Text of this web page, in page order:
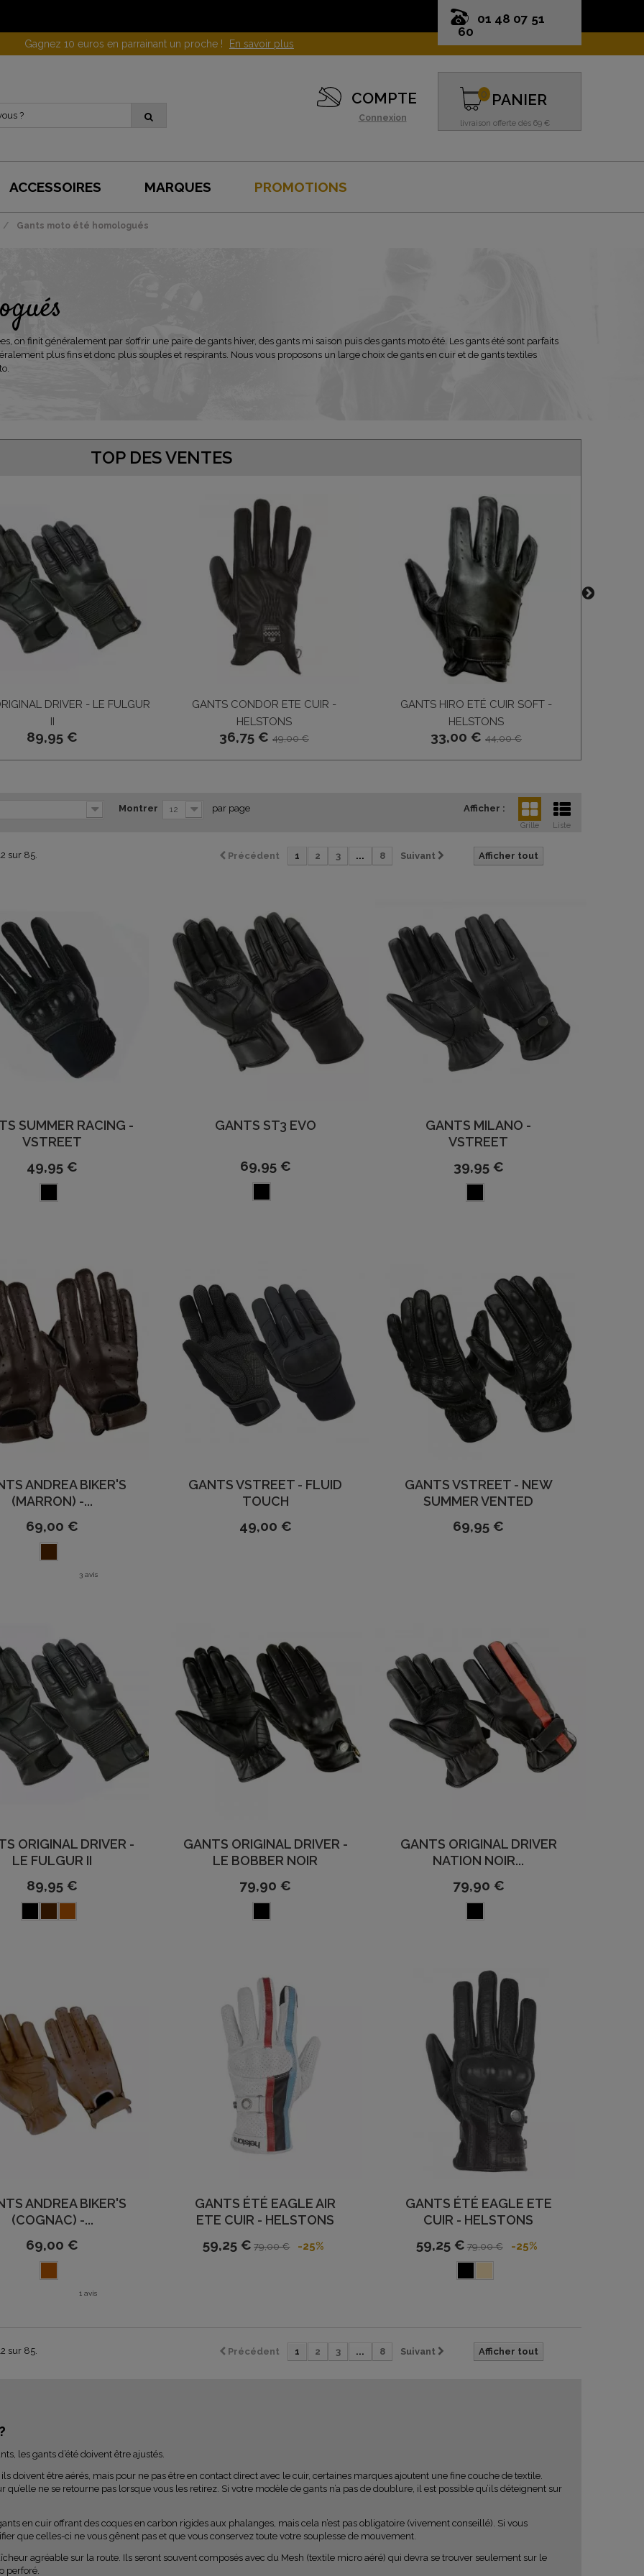
01 48 07 51
60
Gagnez 10 euros en parrainant un proche ! En savoir plus
COMPTE
Connexion
PANIER
livraison offerte dès 69 €
0
ACCESSOIRES MARQUES PROMOTIONS
Gants moto été homologués
on finit généralement par s’offrir une paire de gants hiver, des gants mi saison puis des gants moto été. Les gants été sont parfaits
plus fins et donc plus souples et respirants. Nous vous proposons un large choix de gants en cuir et de gants textiles
TOP DES VENTES
DRIVER - LE FULGUR
II
89,95 €
GANTS CONDOR ETE CUIR -
HELSTONS
36,75 € 49,00 €
GANTS HIRO ETÉ CUIR SOFT -
HELSTONS
33,00 € 44,00 €
Afficher :
Grille Liste
Montrer 12 par page
Afficher tout
Précédent 1 2 3 ... 8 Suivant
sur 85.
SUMMER RACING -
VSTREET
49,95 €
GANTS ST3 EVO
69,95 €
GANTS MILANO -
VSTREET
39,95 €
ANDREA BIKER'S
(MARRON) -...
69,00 €
3 avis
GANTS VSTREET - FLUID
TOUCH
49,00 €
GANTS VSTREET - NEW
SUMMER VENTED
69,95 €
ORIGINAL DRIVER -
LE FULGUR II
89,95 €
GANTS ORIGINAL DRIVER -
LE BOBBER NOIR
79,90 €
GANTS ORIGINAL DRIVER
NATION NOIR...
79,90 €
ANDREA BIKER'S
(COGNAC) -...
69,00 €
1 avis
GANTS ÉTÉ EAGLE AIR
ETE CUIR - HELSTONS
59,25 € 79,00 € -25%
GANTS ÉTÉ EAGLE ETE
CUIR - HELSTONS
59,25 € 79,00 € -25%
Afficher tout
Précédent 1 2 3 ... 8 Suivant
sur 85.
les gants d’été doivent être ajustés.
doivent être aérés, mais pour ne pas être en contact direct avec le cuir, certaines marques ajoutent une fine couche de textile.
qu’elle ne se retourne pas lorsque vous les retirez. Si votre modèle de gants n’a pas de doublure, il est possible qu’ils déteignent sur
en cuir offrant des coques en carbon rigides aux phalanges, mais cela n’est pas obligatoire (vivement conseillé). Si vous
que celles-ci ne vous gênent pas et que vous conservez toute votre souplesse de mouvement.
agréable sur la route. Ils seront souvent composés avec du Mesh (textile micro aéré) qui devra se trouver seulement sur le
perforé.